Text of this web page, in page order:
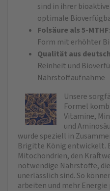
sind in ihrer
optimale
Folsäure als 5-MTHF
Form mit erhöhter
Qualität aus
Reinheit und
Nährstoffaufnahme
Unsere
Formel
Vitamine,
und
wurde speziell in
Brigitte König entwickelt.
Mitochondrien, den
notwendige Nährstoffe,
unerlässlich sind. So
arbeiten und mehr Energie